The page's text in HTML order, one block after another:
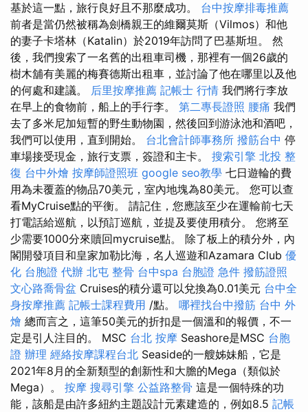
基於這一點，旅行良好且不那麼成功。 台中按摩排毒推薦
前者是當仍然被稱為劍橋親王的維爾莫斯（Vilmos）和他
的妻子卡塔林（Katalin）於2019年訪問了巴基斯坦。 然
後，我們搜索了一名舊的出租車司機，那裡有一個26歲的
樹木舖有美麗的梅賽德斯出租車，並討論了他在哪里以及他
的何處和建議。 后里按摩推薦 記帳士 行情 我們將行李放
在早上的食物前，船上的手行李。 第二專長證照 腰痛 我們
去了多米尼加短暫的野生動物園，然後回到游泳池和酒吧，
我們可以使用，直到開始。 台北會計師事務所 撥筋台中 停
車場接受現金，旅行支票，簽證和主卡。 搜索引擎 北投 整
復 台中外燴 按摩師證照班 google seo教學 七日遊輪的費
用為未覆蓋的物品70美元，室內地塊為80美元。 您可以查
看MyCruise點的平衡。 請記住，您應該至少在運輸前七天
打電話給巡航，以預訂巡航，並提及要使用積分。 您將至
少需要1000分來贖回mycruise點。 除了板上的積分外，內
閣開發項目和皇家加勒比海，名人巡遊和Azamara Club 優
化 台胞證 代辦 北屯 整骨 台中spa 台胞證 急件 撥筋證照
文心路喬骨盆 Cruises的積分還可以兌換為0.01美元 台中全
身按摩推薦 記帳士課程費用 /點。 哪裡找台中撥筋 台中 外
燴 總而言之，這筆50美元的折扣是一個溫和的報價，不一
定是引人注目的。 MSC 台北 按摩 Seashore是MSC 台胞
證 辦理 經絡按摩課程台北 Seaside的一艘姊妹船，它是
2021年8月的全新類型的創新性和大膽的Mega（類似於
Mega）。 按摩 搜尋引擎 公益路整骨 這是一個特殊的功
能，該船是由許多紐約主題設計元素建造的，例如8.5 記帳